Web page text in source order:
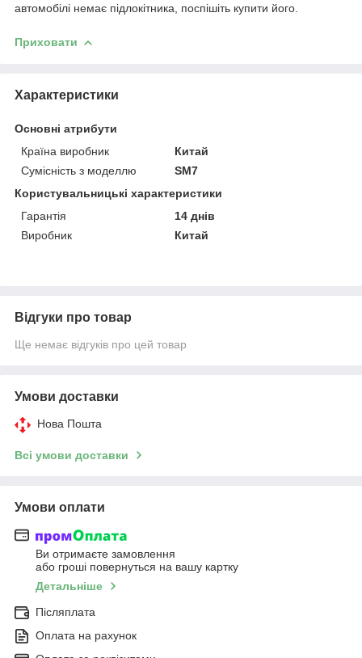
автомобілі немає підлокітника, поспішіть купити його.
Приховати
Характеристики
Основні атрибути
Країна виробник
Китай
Сумісність з моделлю
SM7
Користувальницькі характеристики
Гарантія
14 днів
Виробник
Китай
Відгуки про товар
Ще немає відгуків про цей товар
Умови доставки
Нова Пошта
Всі умови доставки
Умови оплати
Ви отримаєте замовлення
або гроші повернуться на вашу картку
Детальніше
Післяплата
Оплата на рахунок